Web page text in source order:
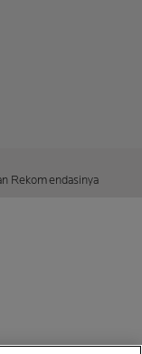
Rekomendasinya